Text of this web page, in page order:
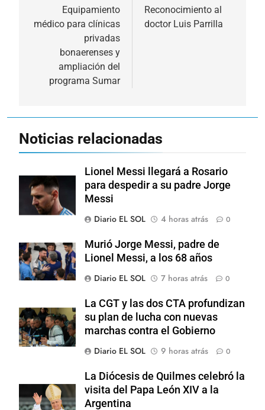
entradas
Equipamiento
médico para clínicas
privadas
bonaerenses y
ampliación del
programa Sumar
Reconocimiento al
doctor Luis Parrilla
Noticias relacionadas
Lionel Messi llegará a Rosario
para despedir a su padre Jorge
Messi
Diario EL SOL
4 horas atrás 0
Murió Jorge Messi, padre de
Lionel Messi, a los 68 años
Diario EL SOL
7 horas atrás 0
La CGT y las dos CTA profundizan
su plan de lucha con nuevas
marchas contra el Gobierno
Diario EL SOL
9 horas atrás 0
La Diócesis de Quilmes celebró la
visita del Papa León XIV a la
Argentina